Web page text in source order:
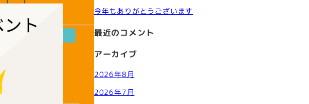
今年もありがとうございます
最近のコメント
アーカイブ
2026年8月
2026年7月